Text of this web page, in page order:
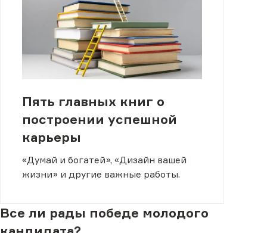
Пять главных книг о
построении успешной
карьеры
«Думай и богатей», «Дизайн вашей
жизни» и другие важные работы.
Все ли рады победе молодого